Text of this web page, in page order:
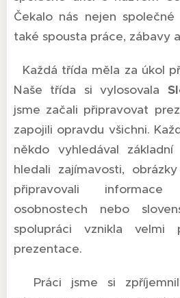
Čekalo nás nejen
také spousta práce, zábavy
Každá třída měla za úkol
Naše třída si vylosovala
jsme začali připravovat
zapojili opravdu všichni.
někdo vyhledával
hledali zajímavosti,
připravovali
osobnostech nebo
spolupráci vznikla velmi
prezentace.
Práci jsme si